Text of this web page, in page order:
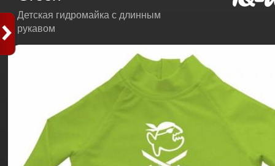
Детская гидромайка с длинным
рукавом